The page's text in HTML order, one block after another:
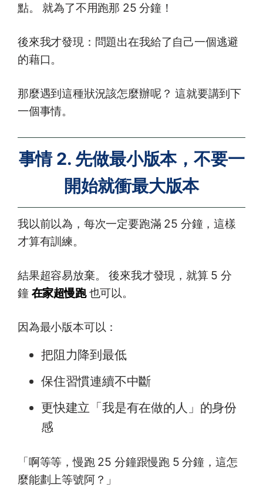
點。 就為了不用跑那 25 分鐘！
後來我才發現：問題出在我給了自己一個逃避
的藉口。
那麼遇到這種狀況該怎麼辦呢？ 這就要講到下
一個事情。
事情 2. 先做最小版本，不要一
開始就衝最大版本
我以前以為，每次一定要跑滿 25 分鐘，這樣
才算有訓練。
結果超容易放棄。 後來我才發現，就算 5 分
鐘 在家超慢跑也可以。
因為最小版本可以：
把阻力降到最低
保住習慣連續不中斷
更快建立「我是有在做的人」的身份
感
「啊等等，慢跑 25 分鐘跟慢跑 5 分鐘，這怎
麼能劃上等號阿？」